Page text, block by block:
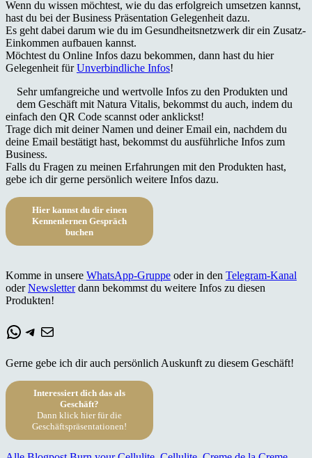
Wenn du wissen möchtest, wie du das erfolgreich umsetzen kannst,
hast du bei der Business Präsentation Gelegenheit dazu.
Es geht dabei darum wie du im Gesundheitsnetzwerk dir ein Zusatz-
Einkommen aufbauen kannst.
Möchtest du Online Infos dazu bekommen, dann hast du hier
Gelegenheit fürUnverbindliche Infos!
Sehr umfangreiche und wertvolle Infos zu den Produkten und
dem Geschäft mit Natura Vitalis, bekommst du auch, indem du
einfach den QR Code scannst oder anklickst!
Trage dich mit deiner Namen und deiner Email ein, nachdem du
deine Email bestätigt hast, bekommst du ausführliche Infos zum
Business.
Falls du Fragen zu meinen Erfahrungen mit den Produkten hast,
gebe ich dir gerne persönlich weitere Infos dazu.
Hier kannst du dir einen
Kennenlernen Gespräch
buchen
Komme in unsere WhatsApp-Gruppe oder in den Telegram-Kanal
oderNewsletterdann bekommst du weitere Infos zu diesen
Produkten!
WhatsApp
Telegram
E-Mail
Gerne gebe ich dir auch persönlich Auskunft zu diesem Geschäft!
Interessiert dich das als
Geschäft?
Dann klick hier für die
Geschäftspräsentationen!